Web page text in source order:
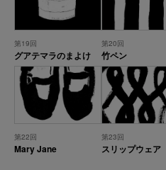
第19回
グアテマラのまよけ
第20回
竹ペン
第22回
Mary Jane
第23回
スリップウェア